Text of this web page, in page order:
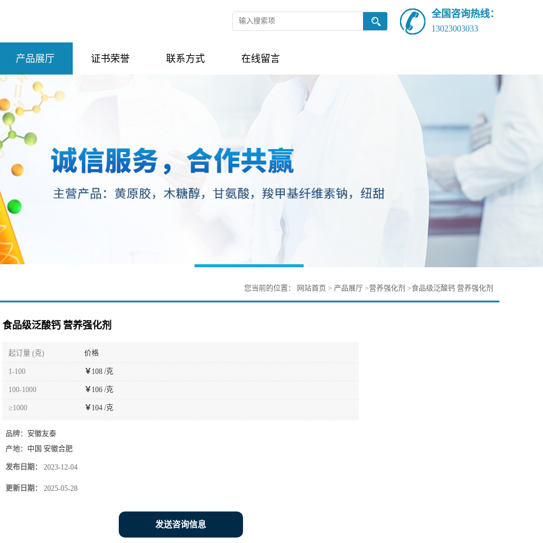
全国咨询热线：
13023003033
产品展厅 证书荣誉 联系方式 在线留言
您当前的位置： 网站首页 > 产品展厅 >营养强化剂 >食品级泛酸钙 营养强化剂
食品级泛酸钙 营养强化剂
起订量 (克) 价格
1-100 ￥108 /克
100-1000 ￥106 /克
≥1000 ￥104 /克
品牌： 安徽友泰
产地： 中国 安徽合肥
发布日期： 2023-12-04
更新日期： 2025-05-28
发送咨询信息